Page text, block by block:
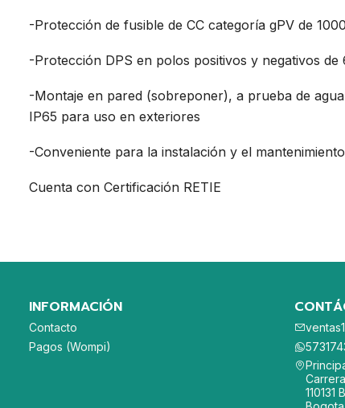
-Protección de fusible de CC categoría gPV de
-Protección DPS en polos positivos y negativos de
-Montaje en pared (sobreponer), a prueba de
IP65 para uso en exteriores
-Conveniente para la instalación y el mantenimiento
Cuenta con Certificación RETIE
INFORMACIÓN
Contacto
Pagos (Wompi)
110131